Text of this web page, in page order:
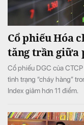
Cổ phiếu Hóa
tăng trần giữa
Cổ phiếu DGC của
tình trạng “cháy hàng”
Index giảm hơn 11 điểm.